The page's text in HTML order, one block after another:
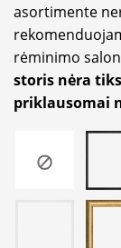
asortimente
rėminimo
storis nėra
priklausomai